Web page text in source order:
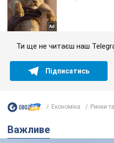
Ти ще не читаєш наш
Підписатись
Економіка Ринки
Важливе